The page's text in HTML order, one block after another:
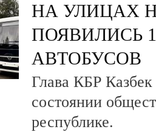
НА УЛИЦАХ
ПОЯВИЛИСЬ
АВТОБУСОВ
Глава КБР
состоянии
республике.